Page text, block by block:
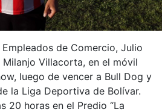
de Comercio, Julio
Villacorta, en el móvil
luego de vencer a Bull Dog y
la Liga Deportiva de Bolívar.
20 horas en el Predio “La